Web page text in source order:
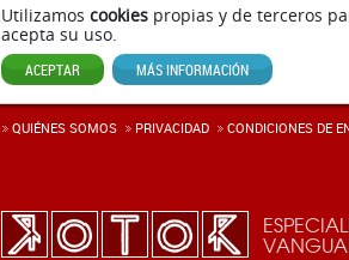
Utilizamos cookies propias y de terceros
acepta su uso.
ACEPTAR MÁS INFORMACIÓN
QUIÉNES SOMOS PRIVACIDAD CONDICIONES DE